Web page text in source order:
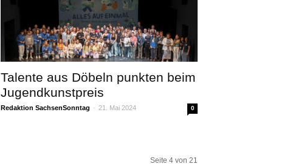
Talente aus Döbeln punkten beim
Jugendkunstpreis
Redaktion SachsenSonntag - 21. Mai 2024 0
Seite 4 von 21